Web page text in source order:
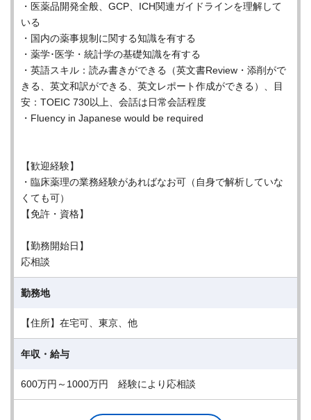
・医薬品開発全般、GCP、ICH関連ガイドラインを理解して
いる
・国内の薬事規制に関する知識を有する
・薬学･医学・統計学の基礎知識を有する
・英語スキル：読み書きができる（英文書Review・添削がで
きる、英文和訳ができる、英文レポート作成ができる）、目
安：TOEIC 730以上、会話は日常会話程度
・Fluency in Japanese would be required
【歓迎経験】
・臨床薬理の業務経験があればなお可（自身で解析していな
くても可）
【免許・資格】
【勤務開始日】
応相談
勤務地
【住所】在宅可、東京、他
年収・給与
600万円～1000万円 経験により応相談